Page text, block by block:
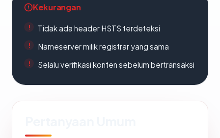
Kekurangan
Tidak ada header HSTS terdeteksi
Nameserver milik registrar yang sama
Selalu verifikasi konten sebelum bertransaksi